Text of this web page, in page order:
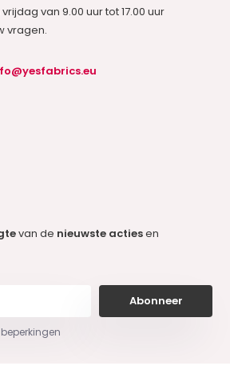
van 9.00 uur tot 17.00 uur
vragen.
van de nieuwste actiesen
Abonneer